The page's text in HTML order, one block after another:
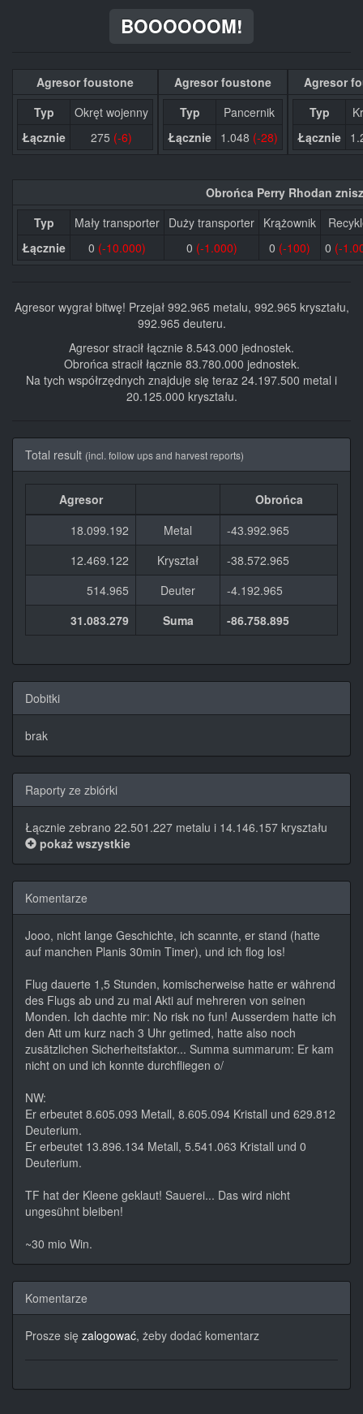
BOOOOOOM!
Agresor foustone
Typ
Okręt wojenny
Łącznie
275 (-6)
Agresor foustone
Typ
Pancernik
Łącznie 1.048 (-28)
Agresor
Typ
Łącznie
Obrońca Perry Rhodan
Typ
Mały transporter Duży transporter Krążownik
Łącznie
0 (-10.000) 0 (-1.000) 0 (-100) 0 (-
Agresor wygrał bitwę! Przejał 992.965 metalu, 992.965 kryształu,
992.965 deuteru.
Agresor stracił łącznie 8.543.000 jednostek.
Obrońca stracił łącznie 83.780.000 jednostek.
Na tych współrzędnych znajduje się teraz 24.197.500 metal i
20.125.000 kryształu.
Total result (incl. follow ups and harvest reports)
Agresor
Obrońca
18.099.192
Metal
-43.992.965
12.469.122
Kryształ
-38.572.965
514.965
Deuter
-4.192.965
31.083.279
Suma -86.758.895
Dobitki
brak
Raporty ze zbiórki
Łącznie zebrano 22.501.227 metalu i 14.146.157 kryształu
pokaż wszystkie
Komentarze
Jooo, nicht lange Geschichte, ich scannte, er stand (hatte
auf manchen Planis 30min Timer), und ich flog los!
Flug dauerte 1,5 Stunden, komischerweise hatte er während
des Flugs ab und zu mal Akti auf mehreren von seinen
Monden. Ich dachte mir: No risk no fun! Ausserdem hatte ich
den Att um kurz nach 3 Uhr getimed, hatte also noch
zusätzlichen Sicherheitsfaktor... Summa summarum: Er kam
nicht on und ich konnte durchfliegen o/
NW:
Er erbeutet 8.605.093 Metall, 8.605.094 Kristall und 629.812
Deuterium.
Er erbeutet 13.896.134 Metall, 5.541.063 Kristall und 0
Deuterium.
TF hat der Kleene geklaut! Sauerei... Das wird nicht
ungesühnt bleiben!
~30 mio Win.
Komentarze
Prosze się zalogować, żeby dodać komentarz